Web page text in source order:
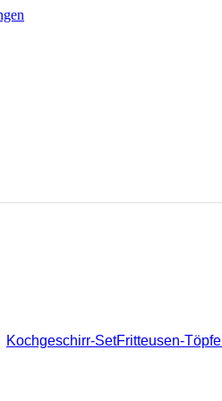
Kochgeschirr-SetFritteusen-Töpfe